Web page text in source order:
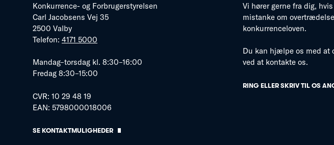
Konkurrence- og Forbrugerstyrelsen
Carl Jacobsens Vej 35
2500 Valby
Telefon: 4171 5000
Mandag–torsdag kl. 8:30–16:00
Fredag 8:30–15:00
CVR: 10 29 48 19
EAN: 5798000018006
SE KONTAKTMULIGHEDER
Vi hører gerne fra dig,
mistanke om
konkurrenceloven.
Du kan hjælpe os med at
ved at kontakte os.
RING ELLER SKRIV TIL OS